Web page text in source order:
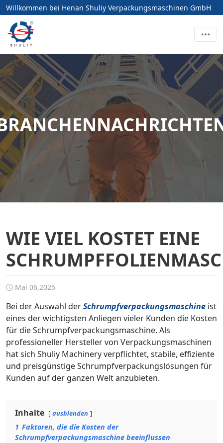
Willkommen bei Henan Shuliy Verpackungsmaschinen GmbH
WIE VIEL KOSTET EINE
Mai 06,2025
Bei der Auswahl derSchrumpfverpackungsmaschine ist
eines der wichtigsten Anliegen vieler Kunden die Kosten
für die Schrumpfverpackungsmaschine. Als
professioneller Hersteller von Verpackungsmaschinen
hat sich Shuliy Machinery verpflichtet, stabile, effiziente
und preisgünstige Schrumpfverpackungslösungen für
Kunden auf der ganzen Welt anzubieten.
Inhalte ausblenden
1 Faktoren, die die Kosten der
Schrumpfverpackungsmaschine beeinflussen